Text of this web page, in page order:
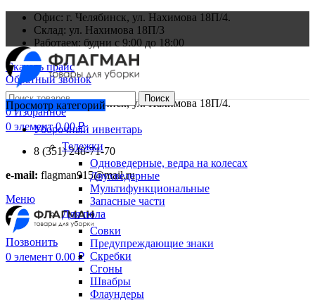
Офис: г. Челябинск, ул. Нахимова 18П/4.
Склад: ул. Нахимова 18П/3
Работаем: будни с 9:00 до 18:00
Скачать прайс
Обратный звонок
Офис: г. Челябинск, ул. Нахимова 18П/4.
Поиск
0Избранное
0 элемент 0.00₽
8 (351) 248-71-70
e-mail: flagman915@mail.ru
Меню
Позвонить
0 элемент 0.00 ₽
Просмотр категорий
Уборочный инвентарь
Тележки
Одноведерные, ведра на колесах
Двухведерные
Мультифункциональные
Запасные части
Для пола
Совки
Предупреждающие знаки
Скребки
Сгоны
Швабры
Флаундеры